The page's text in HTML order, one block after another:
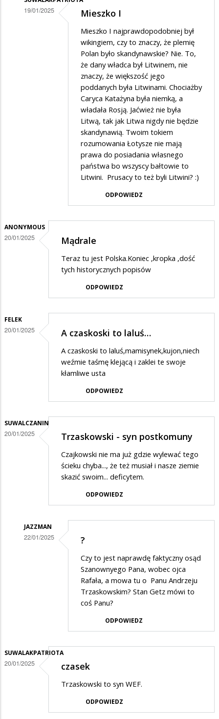
19/01/2025 Mieszko I
Mieszko I najprawdopodobniej był
wikingiem, czy to znaczy, że plemię
Polan było skandynawskie? Nie. To,
że dany władca był Litwinem, nie
znaczy, że większość jego
poddanych była Litwinami. Chociażby
Caryca Katażyna była niemką, a
władała Rosją. Jaćwież nie była
Litwą, tak jak Litwa nigdy nie będzie
skandynawią. Twoim tokiem
rozumowania Łotysze nie mają
prawa do posiadania własnego
państwa bo wszyscy bałtowie to
Litwini. Prusacy to też byli Litwini? :)
ODPOWIEDZ
ANONYMOUS
20/01/2025 Mądrale
Teraz tu jest Polska.Koniec ,kropka ,dość
tych historycznych popisów
ODPOWIEDZ
FELEK
20/01/2025 A czaskoski to laluś…
A czaskoski to laluś,mamisynek,kujon,niech
weźmie taśmę klejącą i zaklei te swoje
kłamliwe usta
ODPOWIEDZ
SUWALCZANIN
20/01/2025 Trzaskowski - syn postkomuny
Czajkowski nie ma już gdzie wylewać tego
ścieku chyba..., że też musiał i nasze ziemie
skazić swoim... deficytem.
ODPOWIEDZ
JAZZMAN
22/01/2025
-
syn
postkomuny
?
Czy to jest naprawdę faktyczny osąd
Szanownyego Pana, wobec ojca
Rafała, a mowa tu o Panu Andrzeju
Trzaskowskim? Stan Getz mówi to
coś Panu?
ODPOWIEDZ
SUWALAKPATRIOTA
20/01/2025 czasek
Trzaskowski to syn WEF.
ODPOWIEDZ